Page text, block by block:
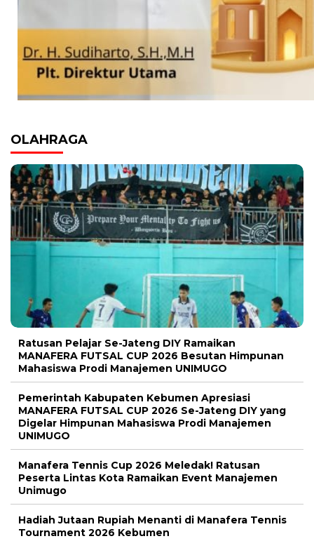
OLAHRAGA
Ratusan Pelajar Se-Jateng DIY Ramaikan
MANAFERA FUTSAL CUP 2026 Besutan Himpunan
Mahasiswa Prodi Manajemen UNIMUGO
Pemerintah Kabupaten Kebumen Apresiasi
MANAFERA FUTSAL CUP 2026 Se-Jateng DIY yang
Digelar Himpunan Mahasiswa Prodi Manajemen
UNIMUGO
Manafera Tennis Cup 2026 Meledak! Ratusan
Peserta Lintas Kota Ramaikan Event Manajemen
Unimugo
Hadiah Jutaan Rupiah Menanti di Manafera Tennis
Tournament 2026 Kebumen